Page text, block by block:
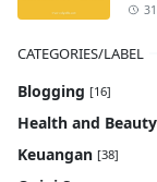
CATEGORIES/LABEL
Blogging [16]
Health and Beauty
Keuangan [38]